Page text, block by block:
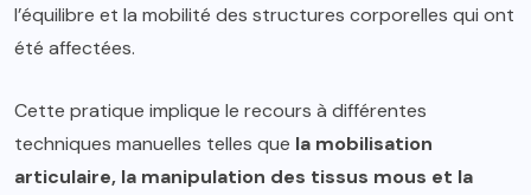
l’équilibre et la mobilité des structures corporelles qui ont
été affectées.
Cette pratique implique le recours à différentes
techniques manuelles telles que la mobilisation
articulaire, la manipulation des tissus mous et la